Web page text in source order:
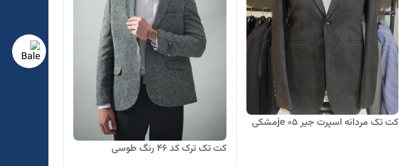
کت تک مردانه اسپرت جیر je 05مشکی
کت تک ترک کد ۴۶ رنگ طوسی